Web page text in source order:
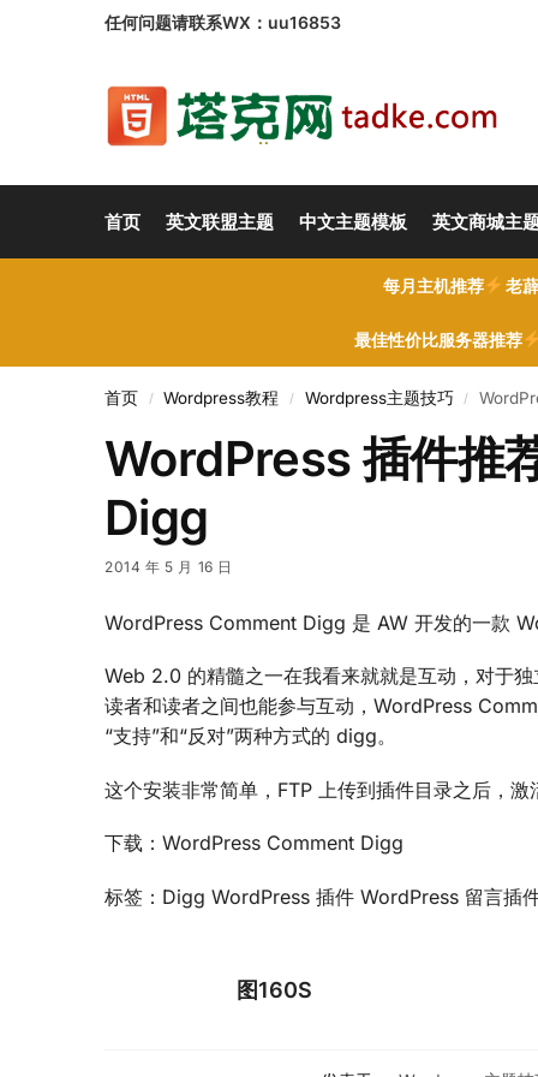
任何问题请联系WX：uu16853
首页 英文联盟主题 中文主题模板 英文商城主
每月主机推荐 老
最佳性价比服务器推荐
首页 / Wordpress教程 / Wordpress主题技巧 /
WordPress 插件推
Digg
2014 年 5 月 16 日
WordPress Comment Digg 是 AW 开发的一款
Web 2.0 的精髓之一在我看来就就是互动，对于
读者和读者之间也能参与互动，WordPress
“支持”和“反对”两种方式的 digg。
这个安装非常简单，FTP 上传到插件目录之后，
下载：WordPress Comment Digg
标签：Digg WordPress 插件 WordPress 留言插
图160S